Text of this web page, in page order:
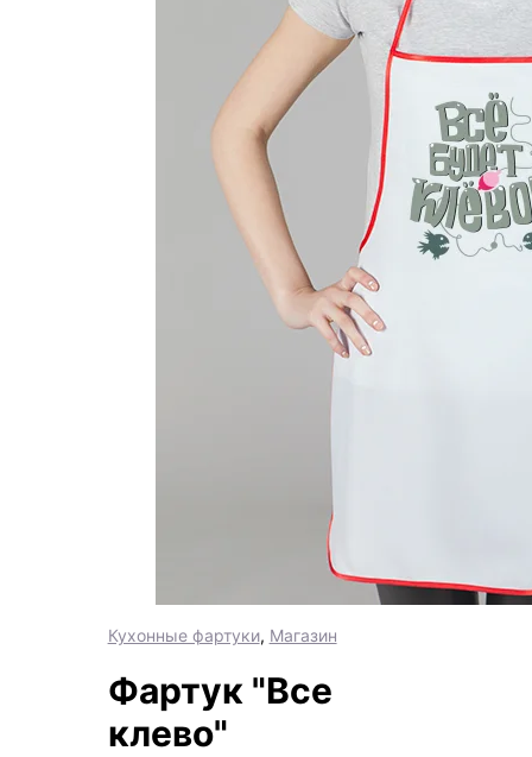
Кухонные фартуки, Магазин
Фартук "Все
клево"